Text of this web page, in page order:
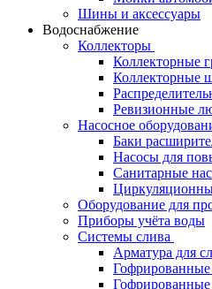
Шины и аксессуары
Водоснабжение
Коллекторы
Коллекторные
Коллекторные
Ревизионные
Насосное
Баки
Насосы для
Санитарные
Оборудование для
Приборы учёта воды
Системы слива
Арматура для